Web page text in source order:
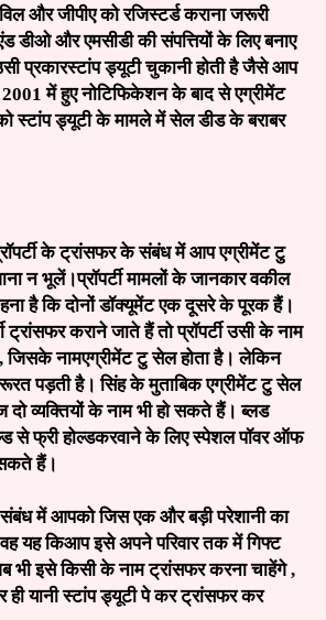
विलऔरजीपीएकोरजिस्टर्डकरानाजरूरी
डीओऔरएमसीडीकीसंपत्तियोंकेलिएबनाए
प्रकारस्टांपड्यूटीचुकानीहोतीहैजैसेआप
2001मेंहुएनोटिफिकेशनकेबादसेएग्रीमेंट
स्टांपड्यूटीकेमामलेमेंसेलडीडकेबराबर
केट्रांसफरकेसंबंधमेंआपएग्रीमेंटटु
नभूलें।प्रॉपर्टीमामलोंकेजानकारवकील
हैकिदोनोंडॉक्यूमेंटएकदूसरेकेपूरकहैं।
ट्रांसफरकरानेजातेहैंतोप्रॉपर्टीउसीकेनाम
,जिसकेनामएग्रीमेंटटुसेलहोताहै।लेकिन
पड़तीहै।सिंहकेमुताबिकएग्रीमेंटटुसेल
दोव्यक्तियोंकेनामभीहोसकतेहैं।ब्लड
सेफ्रीहोल्डकरवानेकेलिएस्पेशलपॉवरऑफ
हैं।
संबंधमेंआपकोजिसएकऔरबड़ीपरेशानीका
वहयहकिआपइसेअपनेपरिवारतकमेंगिफ्ट
भीइसेकिसीकेनामट्रांसफरकरनाचाहेंगे,
हीयानीस्टांपड्यूटीपेकरट्रांसफरकर